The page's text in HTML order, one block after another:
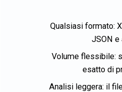
Qualsiasi formato:
JSON e
Volume flessibile:
esatto di
Analisi leggera: il